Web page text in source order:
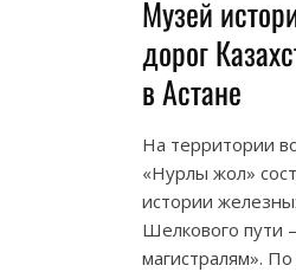
Музей
дорог
в Астане
На территории
«Нурлы жол»
истории
Шелкового пути
магистралям».